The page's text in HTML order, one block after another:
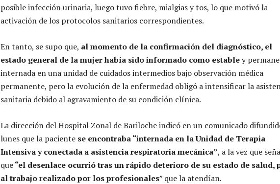
posible infección urinaria, luego tuvo fiebre, mialgias y tos, lo que motivó la
activación de los protocolos sanitarios correspondientes.
En tanto, se supo que, al momento de la confirmación del diagnóstico, el
estado general de la mujer había sido informado como establey
internada en una unidad de cuidados intermedios bajo observación médica
permanente, pero la evolución de la enfermedad obligó a intensificar la
sanitaria debido al agravamiento de su condición clínica.
La dirección del Hospital Zonal de Bariloche indicó en un comunicado
lunes que la paciente se encontraba “internada en la Unidad de Terapia
Intensiva y conectada a asistencia respiratoria mecánica”, a la vez que
que“el desenlace ocurrió tras un rápido deterioro de su estado de salud,
al trabajo realizado por los profesionales” que la atendían.